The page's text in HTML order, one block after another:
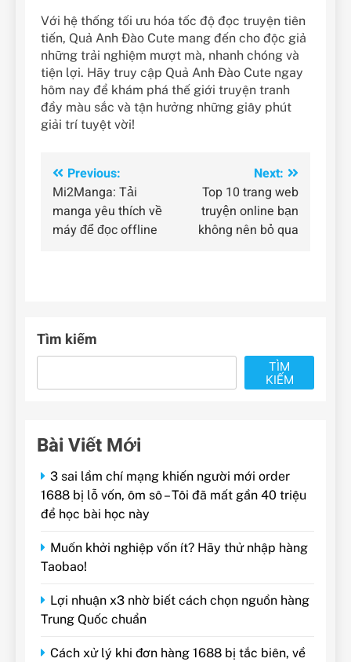
Với hệ thống tối ưu hóa tốc độ đọc truyện tiên
tiến, Quả Anh Đào Cute mang đến cho độc giả
những trải nghiệm mượt mà, nhanh chóng và
tiện lợi. Hãy truy cập Quả Anh Đào Cute ngay
hôm nay để khám phá thế giới truyện tranh
đầy màu sắc và tận hưởng những giây phút
giải trí tuyệt vời!
Điều
hướng
bài
Previous:
Mi2Manga: Tải
manga yêu thích về
máy để đọc offline
Next:
Top 10 trang web
truyện online bạn
không nên bỏ qua
Tìm kiếm
TÌM
KIẾM
Bài Viết Mới
3 sai lầm chí mạng khiến người mới order
1688 bị lỗ vốn, ôm sô – Tôi đã mất gần 40 triệu
để học bài học này
Muốn khởi nghiệp vốn ít? Hãy thử nhập hàng
Taobao!
Lợi nhuận x3 nhờ biết cách chọn nguồn hàng
Trung Quốc chuẩn
Cách xử lý khi đơn hàng 1688 bị tắc biên, về